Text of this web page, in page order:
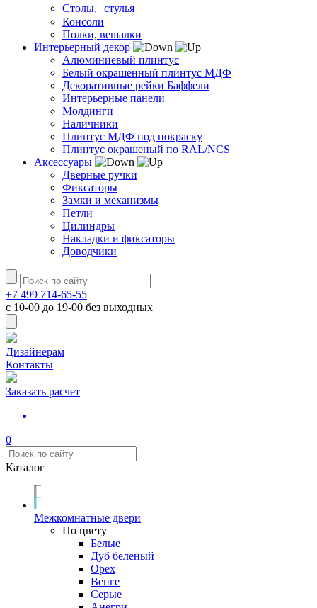
Столы, стулья
Консоли
Полки, вешалки
Интерьерный декор
Алюминиевый плинтус
Белый окрашенный плинтус МДФ
Декоративные рейки Баффели
Интерьерные панели
Молдинги
Наличники
Плинтус МДФ под покраску
Плинтус окрашеный по RAL/NCS
Аксессуары
Дверные ручки
Фиксаторы
Замки и механизмы
Петли
Цилиндры
Накладки и фиксаторы
Доводчики
+7 499 714-65-55
с 10-00 до 19-00 без выходных
Дизайнерам
Контакты
Заказать расчет
0
Каталог
Межкомнатные двери
По цвету
Белые
Дуб беленый
Орех
Венге
Серые